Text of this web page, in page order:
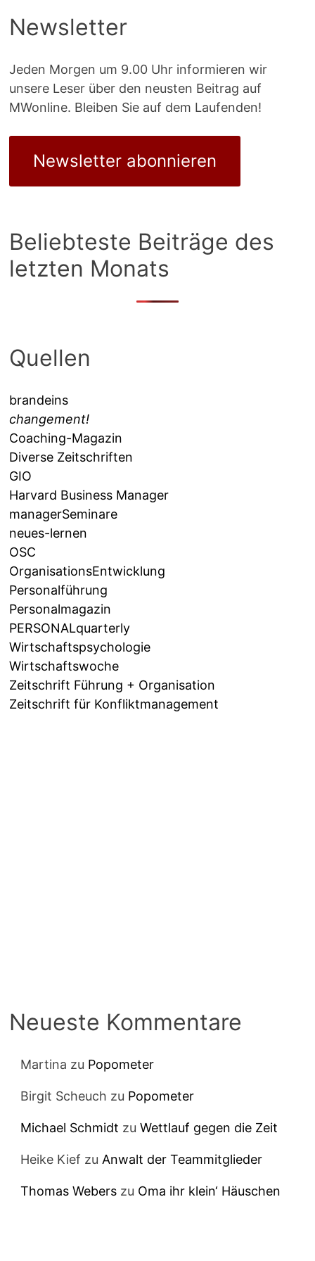
Newsletter
Jeden Morgen um 9.00 Uhr informieren wir
unsere Leser über den neusten Beitrag auf
MWonline. Bleiben Sie auf dem Laufenden!
Newsletter abonnieren
Beliebteste Beiträge des
letzten Monats
Quellen
brandeins
changement!
Coaching-Magazin
Diverse Zeitschriften
GIO
Harvard Business Manager
managerSeminare
neues-lernen
OSC
OrganisationsEntwicklung
Personalführung
Personalmagazin
PERSONALquarterly
Wirtschaftspsychologie
Wirtschaftswoche
Zeitschrift Führung + Organisation
Zeitschrift für Konfliktmanagement
Neueste Kommentare
Martina zu Popometer
Birgit Scheuch zu Popometer
Michael Schmidt zuWettlauf gegen die Zeit
Heike Kief zu Anwalt der Teammitglieder
Thomas Webers zu Oma ihr klein‘ Häuschen